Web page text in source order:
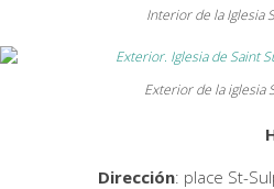
Interior de la Iglesia
Exterior de la iglesia
Dirección: place St-